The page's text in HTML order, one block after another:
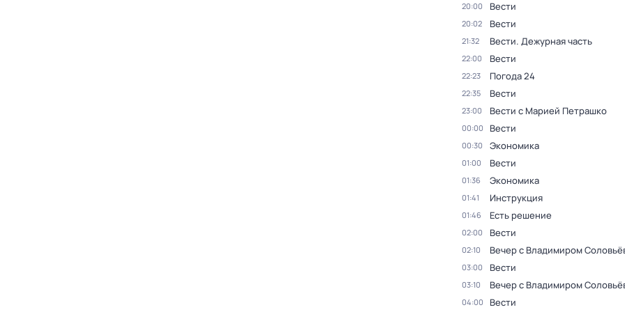
20:00 Вести
20:02 Вести
21:32 Вести. Дежурная часть
22:00 Вести
22:23 Погода 24
22:35 Вести
23:00 Вести с Марией Петрашко
00:00 Вести
00:30 Экономика
01:00 Вести
01:36 Экономика
01:41 Инструкция
01:46 Есть решение
02:00 Вести
02:10 Вечер с Владимиром
03:00 Вести
03:10 Вечер с Владимиром
04:00 Вести